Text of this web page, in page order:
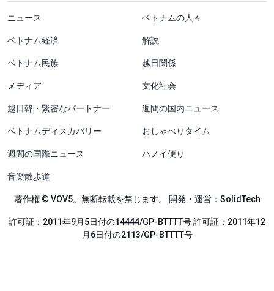
menu footer tiếng Nhật
ニュース ベトナムの人々
ベトナム経済 解説
ベトナム民族 越日関係
メディア 文化社会
越日韓・緊密なパートナー 週間の国内ニュース
ベトナムディスカバリー おしゃべりタイム
週間の国際ニュース ハノイ便り
音楽散歩道
著作権 © VOV5。無断転載を禁じます。 開発・運営：SolidTech
許可証：2011年9月5日付の14444/GP-BTTTT号 許可証：2011年12
月6日付の2113/GP-BTTTT号